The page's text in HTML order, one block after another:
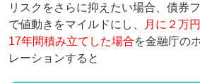
リスクをさらに抑えたい場合、債券
で値動きをマイルドにし、
月に２万
17年間積み立てした場合を金融庁の
レーションすると